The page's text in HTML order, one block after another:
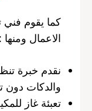
كما يقوم فني
الاعمال ومنها :
نقدم خبرة
والدكات دون
تعبئة غاز